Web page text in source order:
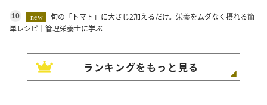
10 new
旬の「トマト」に大さじ2加えるだけ。栄養をムダなく摂れる簡
単レシピ｜管理栄養士に学ぶ
ランキングをもっと見る